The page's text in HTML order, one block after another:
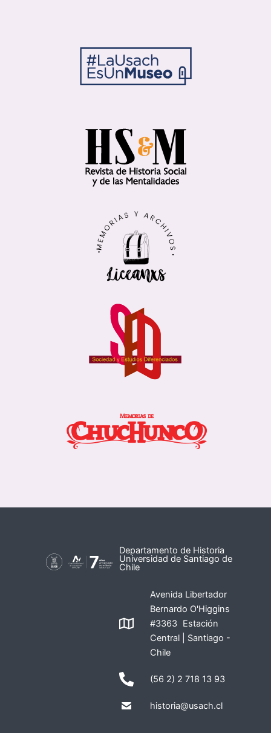
Departamento de Historia
Universidad de Santiago de
Chile
Avenida Libertador
Bernardo O'Higgins
#3363 Estación
Central | Santiago -
Chile
(56 2) 2 718 13 93
historia@usach.cl